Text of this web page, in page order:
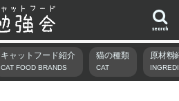
search
キャットフード紹介
CAT FOOD BRANDS
猫の種類
CAT
原材料